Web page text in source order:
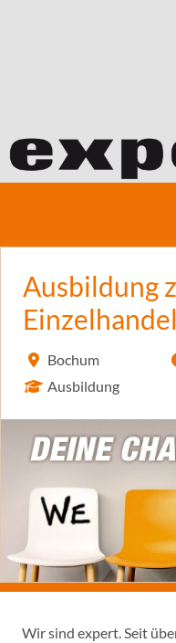
Ausbildung
Bochum
Ausbildung
Wir sind expert. Seit